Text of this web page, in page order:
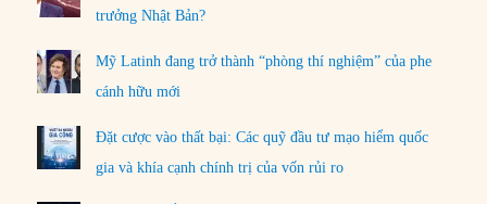
trưởng Nhật Bản?
Mỹ Latinh đang trở thành “phòng thí nghiệm” của phe
cánh hữu mới
Đặt cược vào thất bại: Các quỹ đầu tư mạo hiểm quốc
gia và khía cạnh chính trị của vốn rủi ro